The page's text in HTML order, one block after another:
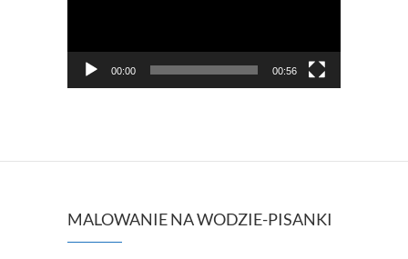
00:00 00:56
MALOWANIE NA WODZIE-PISANKI